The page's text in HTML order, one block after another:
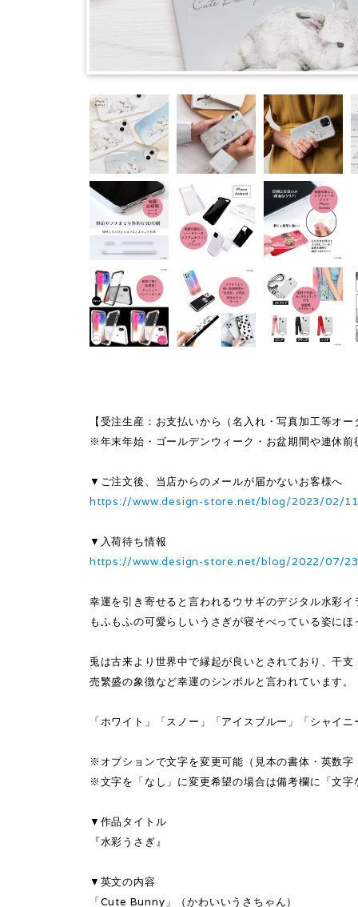
【受注生産：お支払いから（名入れ・写真加工等オ
※年末年始・ゴールデンウィーク・お盆期間や連休
▼ご注文後、当店からのメールが届かないお客様へ
https://www.design-store.net/blog/2023/02/
▼入荷待ち情報
https://www.design-store.net/blog/2022/07/
幸運を引き寄せると言われるウサギのデジタル水彩イ
もふもふの可愛らしいうさぎが寝そべっている姿に
兎は古来より世界中で縁起が良いとされており、干
売繁盛の象徴など幸運のシンボルと言われています。
「ホワイト」「スノー」「アイスブルー」「シャイ
※オプションで文字を変更可能（見本の書体・英数
※文字を「なし」に変更希望の場合は備考欄に「文
▼作品タイトル
『水彩うさぎ』
▼英文の内容
「Cute Bunny」（かわいいうさちゃん）